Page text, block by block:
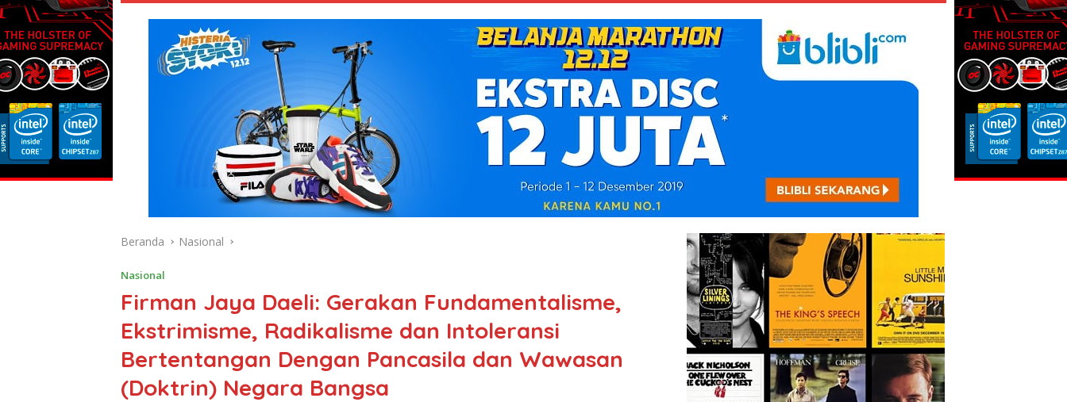
Beranda Nasional
Nasional
Firman Jaya Daeli: Gerakan Fundamentalisme,
Ekstrimisme, Radikalisme dan Intoleransi
Bertentangan Dengan Pancasila dan Wawasan
(Doktrin) Negara Bangsa